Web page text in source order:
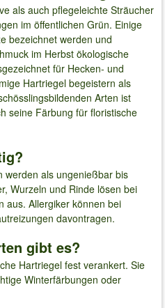
als auch pflegeleichte Sträucher
im öffentlichen Grün. Einige
bezeichnet werden und
im Herbst ökologische
für Hecken- und
Hartriegel begeistern als
Arten ist
seine Färbung für floristische
werden als ungenießbar bis
Wurzeln und Rinde lösen bei
aus. Allergiker können bei
davontragen.
gibt es?
Hartriegel fest verankert. Sie
Winterfärbungen oder